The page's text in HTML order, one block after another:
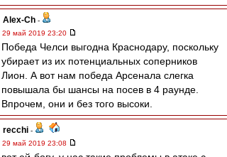
Alex-Ch -
29 май 2019 23:20
Победа Челси выгодна Краснодару, поскольку
убирает из их потенциальных соперников
Лион. А вот нам победа Арсенала слегка
повышала бы шансы на посев в 4 раунде.
Впрочем, они и без того высоки.
recchi -
29 май 2019 23:08